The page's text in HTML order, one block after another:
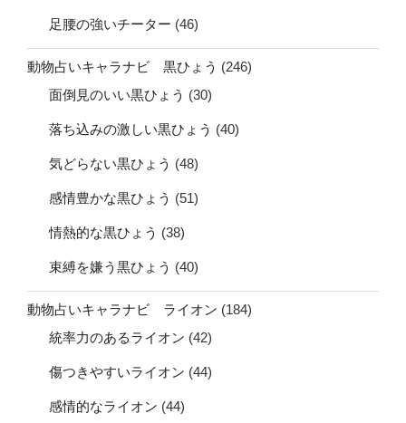
足腰の強いチーター (46)
動物占いキャラナビ 黒ひょう (246)
面倒見のいい黒ひょう (30)
落ち込みの激しい黒ひょう (40)
気どらない黒ひょう (48)
感情豊かな黒ひょう (51)
情熱的な黒ひょう (38)
束縛を嫌う黒ひょう (40)
動物占いキャラナビ ライオン (184)
統率力のあるライオン (42)
傷つきやすいライオン (44)
感情的なライオン (44)